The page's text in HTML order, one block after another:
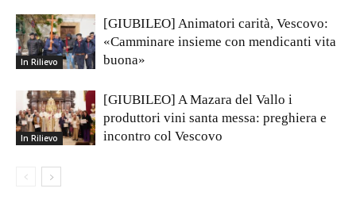
In Rilievo
[GIUBILEO] Animatori carità, Vescovo:
«Camminare insieme con mendicanti vita
buona»
In Rilievo
[GIUBILEO] A Mazara del Vallo i
produttori vini santa messa: preghiera e
incontro col Vescovo